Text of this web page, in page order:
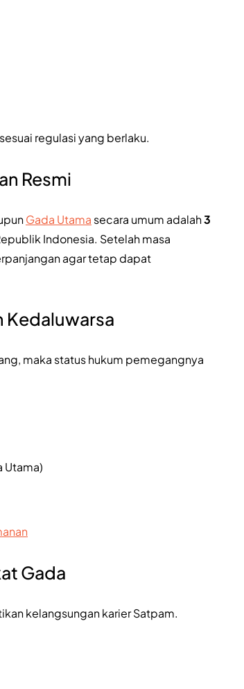
regulasi yang berlaku.
Resmi
Gada Utama secara umum adalah3
Indonesia. Setelah masa
agar tetap dapat
Kedaluwarsa
maka status hukum pemegangnya
Utama)
Gada
kelangsungan karier Satpam.